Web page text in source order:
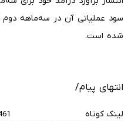
شده است.
انتهای پیام/
لینک کوتاه